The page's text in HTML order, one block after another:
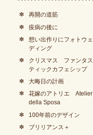
再開の道筋
疫病の後に
想い出作りにフォトウェ
ディング
クリスマス ファンタス
ティックカフェシップ
大晦日の計画
花嫁のアトリエ Atelier
della Sposa
100年前のデザイン
ブリリアンス＋